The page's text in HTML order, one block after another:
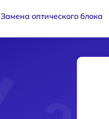
Замена оптического блока